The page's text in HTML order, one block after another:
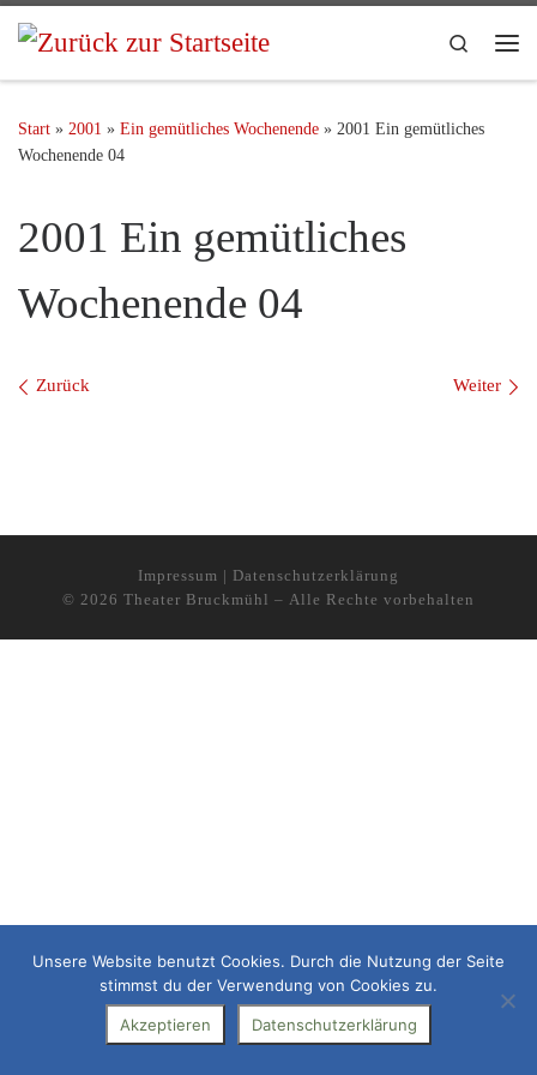
Search
Start » 2001 » Ein gemütliches Wochenende » 2001 Ein gemütliches
Wochenende 04
2001 Ein gemütliches
Wochenende 04
Bilder Navigation
Zurück Weiter
Impressum | Datenschutzerklärung
© 2026 Theater Bruckmühl – Alle Rechte vorbehalten
Unsere Website benutzt Cookies. Durch die Nutzung der Seite
stimmst du der Verwendung von Cookies zu.
Akzeptieren Datenschutzerklärung